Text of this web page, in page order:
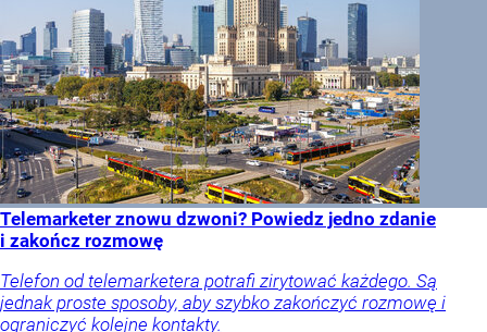
Telemarketer znowu dzwoni? Powiedz jedno zdanie
i zakończ rozmowę
Telefon od telemarketera potrafi zirytować każdego. Są
jednak proste sposoby, aby szybko zakończyć rozmowę i
ograniczyć kolejne kontakty.